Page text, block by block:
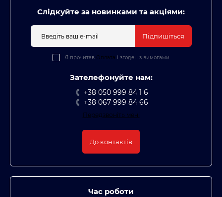
Слідкуйте за новинками та акціями:
Підпишіться
Я прочитав Оплата і згоден з вимогами
Зателефонуйте нам:
+38 050 999 84 1 6
+38 067 999 84 66
Передзвоніть мені
До контактів
Час роботи